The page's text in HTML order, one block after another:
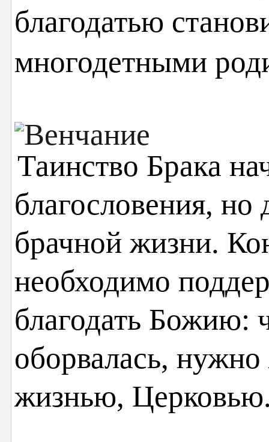
благодатью
многодетными
Таинство Брака
благословения, но
брачной жизни.
необходимо
благодать Божию:
оборвалась,
жизнью,